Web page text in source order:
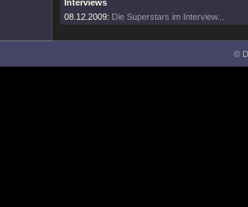
Interviews
08.12.2009: Die Superstars im Interview...
©